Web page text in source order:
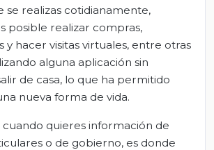
se realizas cotidianamente,
posible realizar compras,
y hacer visitas virtuales, entre otras
alguna aplicación sin
de casa, lo que ha permitido
nueva forma de vida.
quieres información de
o de gobierno, es donde